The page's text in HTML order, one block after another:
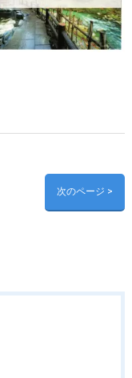
次のページ >